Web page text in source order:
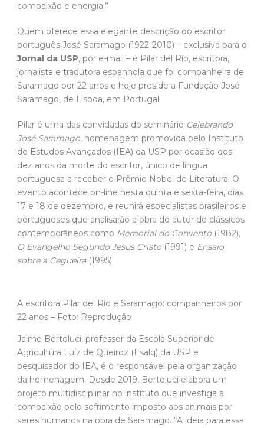
compaixão e energia.”
Quem oferece essa elegante descrição do escritor
português José Saramago (1922-2010) – exclusiva para o
Jornal da USP, por e-mail – é Pilar del Río, escritora,
jornalista e tradutora espanhola que foi companheira de
Saramago por 22 anos e hoje preside a Fundação José
Saramago, de Lisboa, em Portugal.
Pilar é uma das convidadas do seminário Celebrando
José Saramago, homenagem promovida pelo Instituto
de Estudos Avançados (IEA) da USP por ocasião dos
dez anos da morte do escritor, único de língua
portuguesa a receber o Prêmio Nobel de Literatura. O
evento acontece on-line nesta quinta e sexta-feira, dias
17 e 18 de dezembro, e reunirá especialistas brasileiros e
portugueses que analisarão a obra do autor de clássicos
contemporâneos como Memorial do Convento (1982),
O Evangelho Segundo Jesus Cristo (1991) e Ensaio
sobre a Cegueira (1995).
A escritora Pilar del Río e Saramago: companheiros por
22 anos – Foto: Reprodução
Jaime Bertoluci, professor da Escola Superior de
Agricultura Luiz de Queiroz (Esalq) da USP e
pesquisador do IEA, é o responsável pela organização
da homenagem. Desde 2019, Bertoluci elabora um
projeto multidisciplinar no instituto que investiga a
compaixão pelo sofrimento imposto aos animais por
seres humanos na obra de Saramago. “A ideia para essa